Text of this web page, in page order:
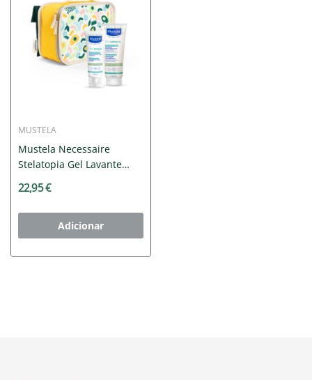
MUSTELA
Mustela Necessaire
Stelatopia Gel Lavante
22,95 €
Adicionar